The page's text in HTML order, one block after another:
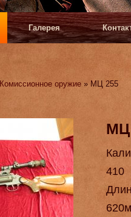
Галерея
Комиссионное оружие » МЦ 255
МЦ
410